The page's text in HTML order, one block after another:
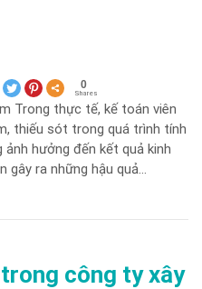
0
Shares
thực tế, kế toán viên
thiếu sót trong quá trình tính
hưởng đến kết quả kinh
ra những hậu quả…
công ty xây